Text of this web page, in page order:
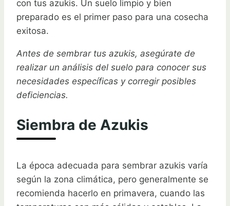
con tus azukis. Un suelo limpio y bien
preparado es el primer paso para una cosecha
exitosa.
Antes de sembrar tus azukis, asegúrate de
realizar un análisis del suelo para conocer sus
necesidades específicas y corregir posibles
deficiencias.
Siembra de Azukis
La época adecuada para sembrar azukis varía
según la zona climática, pero generalmente se
recomienda hacerlo en primavera, cuando las